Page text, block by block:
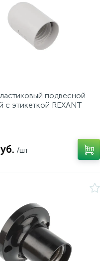
подвесной
c этикеткой REXANT
/шт